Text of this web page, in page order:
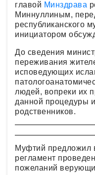
главой Минздрава
Миннуллиным,
республиканского
инициатором
До сведения
переживания
исповедующих
людей, вопреки их
данной процедуры
родственников.
Муфтий предложил
регламент
пожеланий